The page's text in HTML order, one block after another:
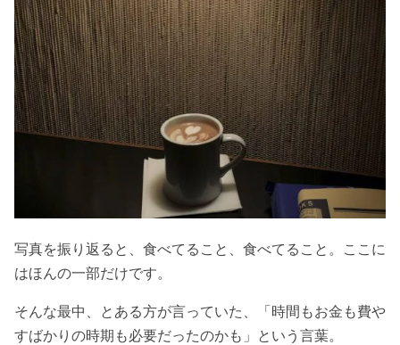
写真を振り返ると、食べてること、食べてること。ここに
はほんの一部だけです。
そんな最中、とある方が言っていた、「時間もお金も費や
すばかりの時期も必要だったのかも」という言葉。